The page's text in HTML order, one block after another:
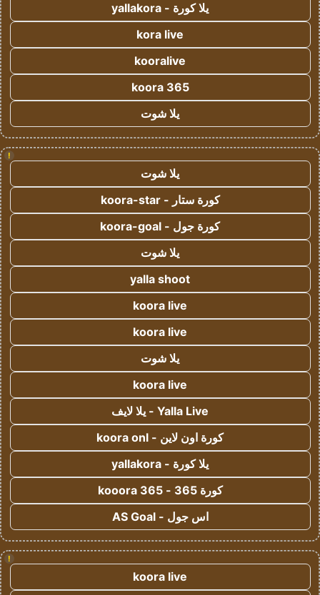
يلا كورة - yallakora
kora live
kooralive
koora 365
يلا شوت
!
يلا شوت
كورة ستار - koora-star
كورة جول - koora-goal
يلا شوت
yalla shoot
koora live
koora live
يلا شوت
koora live
Yalla Live - يلا لايف
كورة اون لاين - koora onl
يلا كورة - yallakora
كورة 365 - kooora 365
اس جول - AS Goal
!
koora live